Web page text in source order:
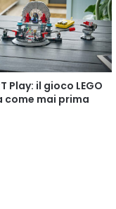
Play: il gioco LEGO
come mai prima